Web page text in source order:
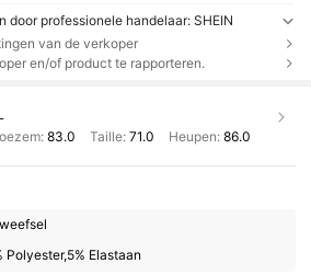
door professionele handelaar: SHEIN
van de verkoper
en/of product te rapporteren.
83.0 Taille: 71.0 Heupen: 86.0
Polyester,5% Elastaan